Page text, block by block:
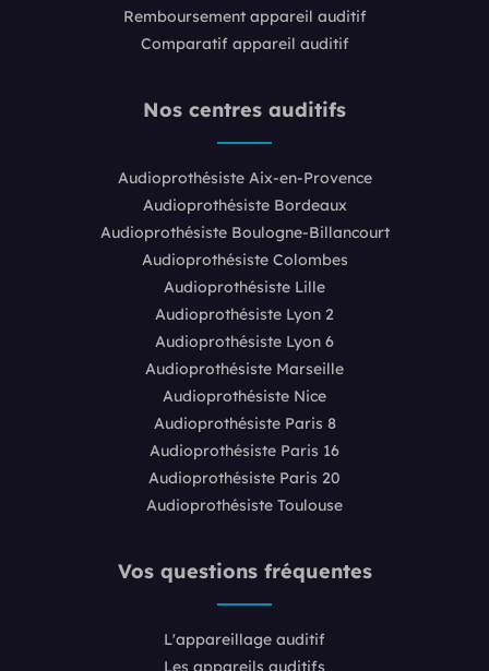
Remboursement appareil auditif
Comparatif appareil auditif
Nos centres auditifs
Audioprothésiste Aix-en-Provence
Audioprothésiste Bordeaux
Audioprothésiste Boulogne-Billancourt
Audioprothésiste Colombes
Audioprothésiste Lille
Audioprothésiste Lyon 2
Audioprothésiste Lyon 6
Audioprothésiste Marseille
Audioprothésiste Nice
Audioprothésiste Paris 8
Audioprothésiste Paris 16
Audioprothésiste Paris 20
Audioprothésiste Toulouse
Vos questions fréquentes
L'appareillage auditif
Les appareils auditifs